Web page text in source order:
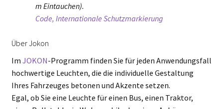
m Eintauchen).
Code, Internationale Schutzmarkierung
Über Jokon
Im JOKON-Programm finden Sie für jeden Anwendungsfall
hochwertige Leuchten, die die individuelle Gestaltung
Ihres Fahrzeuges betonen und Akzente setzen.
Egal, ob Sie eine Leuchte für einen Bus, einen Traktor,